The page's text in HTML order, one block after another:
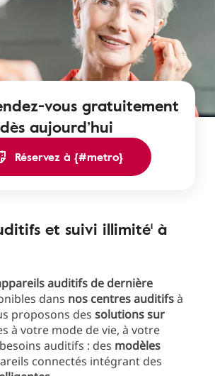
vous gratuitement
dès aujourd’hui
Réservez à {#metro}
et suivi illimité¹ à
auditifs de dernière
dans nos centres auditifsà
proposons des solutions sur
à votre mode de vie, à votre
auditifs : des modèles
connectés intégrant des